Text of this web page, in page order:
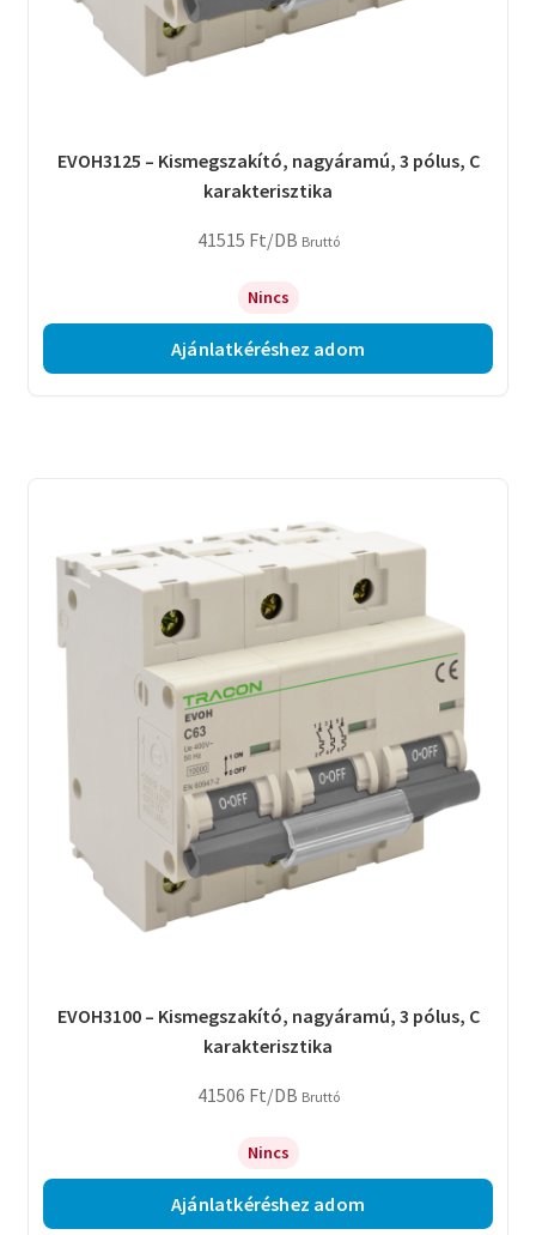
EVOH3125 – Kismegszakító, nagyáramú, 3 pólus, C
karakterisztika
41515 Ft/DB Bruttó
Nincs
Ajánlatkéréshez adom
EVOH3100 – Kismegszakító, nagyáramú, 3 pólus, C
karakterisztika
41506 Ft/DB Bruttó
Nincs
Ajánlatkéréshez adom